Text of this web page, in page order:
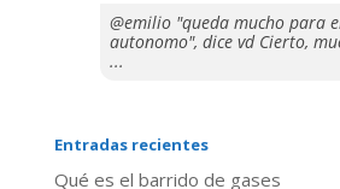
@emilio "queda mucho para
autonomo", dice vd Cierto,
...
Entradas recientes
Qué es el barrido de gases